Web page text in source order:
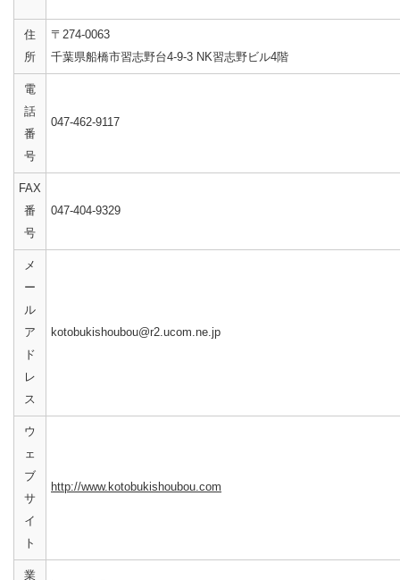
住
所
〒274-0063
千葉県船橋市習志野台4-9-3 NK習志野ビル4階
電
話
番
号
047-462-9117
FAX
番
号
047-404-9329
メ
ー
ル
ア
ド
レ
ス
kotobukishoubou@r2.ucom.ne.jp
ウ
ェ
ブ
サ
イ
ト
http://www.kotobukishoubou.com
業